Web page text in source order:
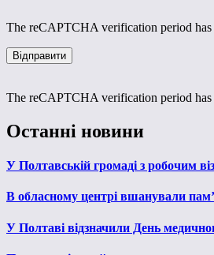
The reCAPTCHA verification period has
The reCAPTCHA verification period has
Останні новини
У Полтавській громаді з робочим
В обласному центрі вшанували
У Полтаві відзначили День